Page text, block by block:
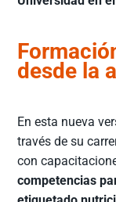
desde la
En esta nueva
través de su
con
competencias